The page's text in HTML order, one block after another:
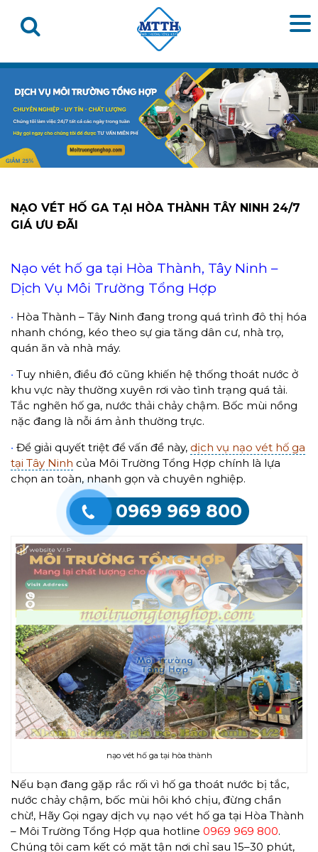
NẠO VÉT HỐ GA TẠI HÒA THÀNH TÂY NINH 24/7
GIÁ ƯU ĐÃI
Nạo vét hố ga tại Hòa Thành, Tây Ninh –
Dịch Vụ Môi Trường Tổng Hợp
• Hòa Thành – Tây Ninh đang trong quá trình đô thị hóa
nhanh chóng, kéo theo sự gia tăng dân cư, nhà trọ,
quán ăn và nhà máy.
• Tuy nhiên, điều đó cũng khiến hệ thống thoát nước ở
khu vực này thường xuyên rơi vào tình trạng quá tải.
Tắc nghẽn hố ga, nước thải chảy chậm. Bốc mùi nồng
nặc đang là nỗi ám ảnh thường trực.
• Để giải quyết triệt để vấn đề này, dịch vụ nạo vét hố ga
tại Tây Ninh của Môi Trường Tổng Hợp chính là lựa
chọn an toàn, nhanh gọn và chuyên nghiệp.
0969 969 800
nạo vét hố ga tại hòa thành
Nếu bạn đang gặp rắc rối vì hố ga thoát nước bị tắc,
nước chảy chậm, bốc mùi hôi khó chịu, đừng chần
chừ!, Hãy Gọi ngay dịch vụ nạo vét hố ga tại Hòa Thành
– Môi Trường Tổng Hợp qua hotline 0969 969 800.
Chúng tôi cam kết có mặt tận nơi chỉ sau 15–30 phút,